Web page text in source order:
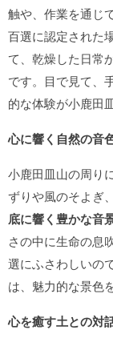
触や、作業を通じ
百選に認定された
て、乾燥した日常
です。目で見て、
的な体験が小鹿田
心に響く自然の音
小鹿田皿山の周り
ずりや風のそよぎ
底に響く豊かな音
さの中に生命の息
選にふさわしいの
は、魅力的な景色
心を癒す土との対